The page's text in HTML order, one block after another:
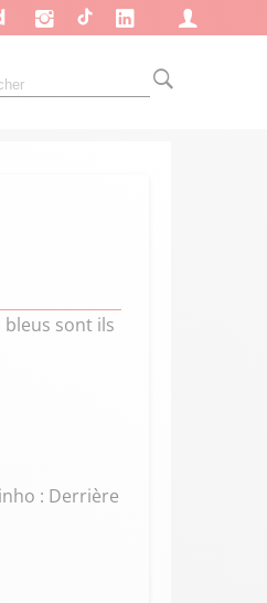
sont ils
: Derrière